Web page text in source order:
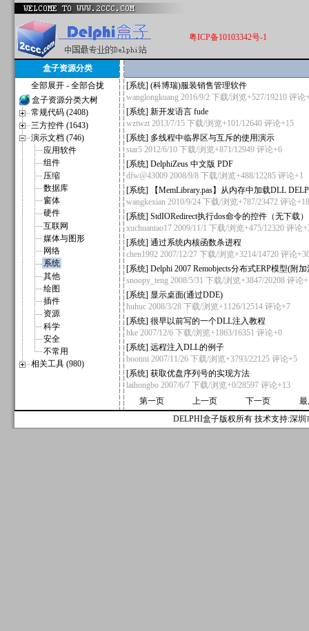
粤ICP备10103342号-1
盒子资源分类
全部展开- 全部合拢
盒子资源分类大树
常规代码 (2408)
三方控件 (1643)
演示文档 (746)
应用软件
组件
压缩
数据库
窗体
硬件
互联网
媒体与图形
网络
系统
其他
绘图
插件
资源
科学
安全
不常用
相关工具 (980)
[系统] (科博瑞)服装销售管理软件
wanglongkuang 2016/9/2 下载/浏览+527/19210 评论
[系统] 新开发语言 fude
wztwzt 2013/7/15 下载/浏览+101/12640 评论+15
[系统] 多线程中临界区与互斥的使用演示
star5 2012/6/10 下载/浏览+871/12949 评论+6
[系统] DelphiZeus 中文版 PDF
dfw@43009 2008/9/8 下载/浏览+488/12285 评论+1
[系统]
【MemLibrary.pas】从内存中加载DLL
wangkexian 2010/9/24 下载/浏览+787/23472 评论+18
[系统] StdIORedirect执行dos命令的控件（无下载）
xuchuantao17 2009/11/1 下载/浏览+475/12320 评论
[系统] 通过系统内核函数杀进程
chen1992 2007/12/27 下载/浏览+3214/14720 评论
[系统] Delphi 2007 Remobjects分布式ERP模型(附
snoopy_teng 2008/5/31 下载/浏览+3847/20208 评论
[系统] 显示桌面(通过DDE)
huhuc 2008/3/28 下载/浏览+1126/12514 评论+7
[系统] 很早以前写的一个DLL注入教程
hke 2007/12/6 下载/浏览+1863/16351 评论+0
[系统] 远程注入DLL的例子
bootini 2007/11/26 下载/浏览+3793/22125 评论+5
[系统] 获取优盘序列号的实现方法
laihongbo 2007/6/7 下载/浏览+0/28597 评论+13
第一页
上一页 下一页
DELPHI盒子版权所有 技术支持:深